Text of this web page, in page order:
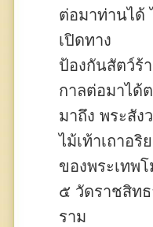
ต่อมาท่านได้
เปิดทาง
ป้องกันสัตว์ร้
กาลต่อมาได้
มาถึง พระสัง
ไม้เท้าเถาอริ
ของพระเทพ
๕ วัดราชสิท
ราม